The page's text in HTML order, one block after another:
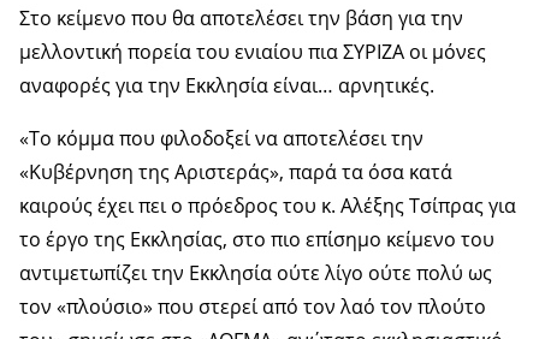
Στο κείμενο που θα αποτελέσει την βάση για την
μελλοντική πορεία του ενιαίου πια ΣΥΡΙΖΑ οι μόνες
αναφορές για την Εκκλησία είναι… αρνητικές.
«Το κόμμα που φιλοδοξεί να αποτελέσει την
«Κυβέρνηση της Αριστεράς», παρά τα όσα κατά
καιρούς έχει πει ο πρόεδρος του κ. Αλέξης Τσίπρας για
το έργο της Εκκλησίας, στο πιο επίσημο κείμενο του
αντιμετωπίζει την Εκκλησία ούτε λίγο ούτε πολύ ως
τον «πλούσιο» που στερεί από τον λαό τον πλούτο